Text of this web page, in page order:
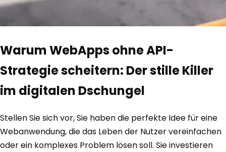
Warum WebApps ohne API-
Strategie scheitern: Der stille Killer
im digitalen Dschungel
Stellen Sie sich vor, Sie haben die perfekte Idee für eine
Webanwendung, die das Leben der Nutzer vereinfachen
oder ein komplexes Problem lösen soll. Sie investieren